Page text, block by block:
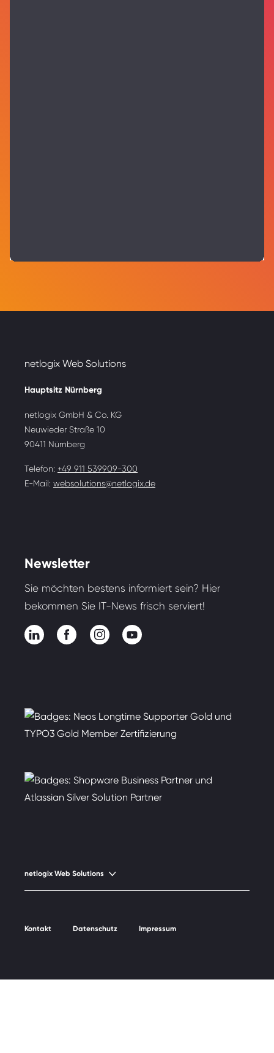
netlogix Web Solutions
Hauptsitz Nürnberg
netlogix GmbH & Co. KG
Neuwieder Straße 10
90411 Nürnberg
Telefon: +49 911 539909-300
E-Mail: websolutions@netlogix.de
Newsletter
Sie möchten bestens informiert sein? Hier
bekommen Sie IT-News frisch serviert!
netlogix Web Solutions
Kontakt Datenschutz Impressum